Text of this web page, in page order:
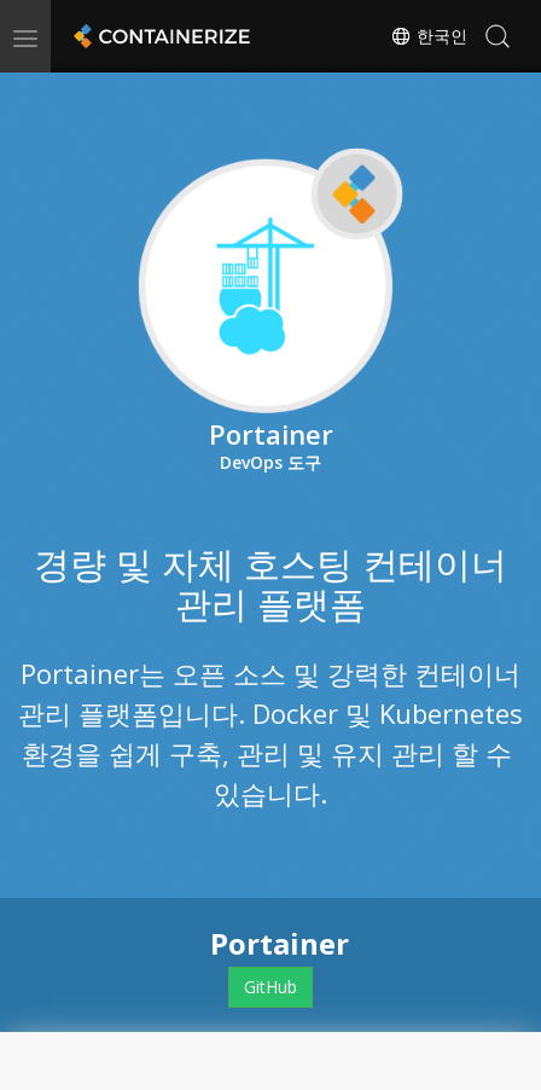
Toggle
한국인
Portainer
DevOps 도구
경량 및 자체 호스팅 컨테이너
관리 플랫폼
Portainer는 오픈 소스 및 강력한 컨테이너
관리 플랫폼입니다. Docker 및 Kubernetes
환경을 쉽게 구축, 관리 및 유지 관리 할 수 ​​
있습니다.
Portainer
GitHub